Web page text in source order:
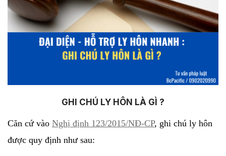
GHI CHÚ LY HÔN LÀ GÌ ?
Căn cứ vào Nghị định 123/2015/NĐ-CP, ghi chú ly hôn
được quy định như sau: